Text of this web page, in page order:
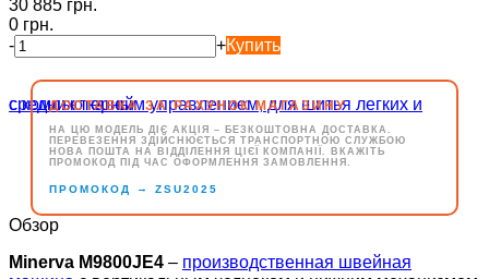
30 885 грн.
0 грн.
-
+Купить
ДОСТАВКА ЗА РАХУНОК МАГАЗИНУ
НА ЦЮ МОДЕЛЬ ДІЄ АКЦІЯ – БЕЗКОШТОВНА ДОСТАВКА.
ПЕРЕВЕЗЕННЯ ЗДІЙСНЮЄТЬСЯ ТРАНСПОРТНОЮ СЛУЖБОЮ
НОВА ПОШТА НА ВІДДІЛЕННЯ ЦІЄЇ КОМПАНІЇ. ВКАЖІТЬ
ПРОМОКОД ПІД ЧАС ОФОРМЛЕННЯ ЗАМОВЛЕННЯ.
ПРОМОКОД → ZSU2025
Обзор
Minerva M9800JE4 – производственная швейная